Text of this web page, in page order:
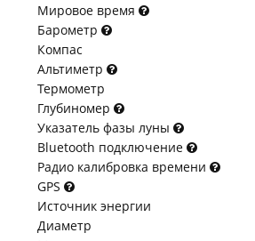
Мировое время
Барометр
Компас
Альтиметр
Термометр
Глубиномер
Указатель фазы луны
Bluetooth подключение
Радио калибровка времени
GPS
Источник энергии
Диаметр